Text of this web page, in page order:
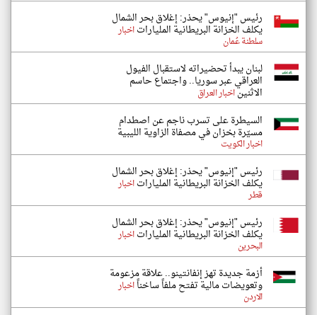
رئيس "إنيوس" يحذر: إغلاق بحر الشمال
يكلف الخزانة البريطانية الملياراتاخبار
سلطنة عُمان
لبنان يبدأ تحضيراته لاستقبال الفيول
العراقي عبر سوريا.. واجتماع حاسم
الاثنيناخبار العراق
السيطرة على تسرب ناجم عن اصطدام
مسيّرة بخزان في مصفاة الزاوية الليبية
اخبار الكويت
رئيس "إنيوس" يحذر: إغلاق بحر الشمال
يكلف الخزانة البريطانية الملياراتاخبار
قطر
رئيس "إنيوس" يحذر: إغلاق بحر الشمال
يكلف الخزانة البريطانية الملياراتاخبار
البحرين
أزمة جديدة تهز إنفانتينو.. علاقة مزعومة
وتعويضات مالية تفتح ملفاً ساخناًاخبار
الاردن